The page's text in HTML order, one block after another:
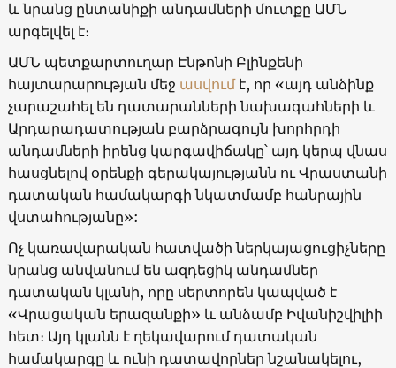
և նրանց ընտանիքի անդամների մուտքը ԱՄՆ
արգելվել է։
ԱՄՆ պետքարտուղար Էնթոնի Բլինքենի
հայտարարության մեջ ասվում է, որ «այդ անձինք
չարաշահել են դատարանների նախագահների և
Արդարադատության բարձրագույն խորհրդի
անդամների իրենց կարգավիճակը՝ այդ կերպ վնաս
հասցնելով օրենքի գերակայությանն ու Վրաստանի
դատական ​​համակարգի նկատմամբ հանրային
վստահությանը»:
Ոչ կառավարական հատվածի ներկայացուցիչները
նրանց անվանում են ազդեցիկ անդամներ
դատական ​​կլանի, որը սերտորեն կապված է
«Վրացական երազանքի» և անձամբ Իվանիշվիլիի
հետ։ Այդ կլանն է ղեկավարում դատական ​​
համակարգը և ունի դատավորներ նշանակելու,